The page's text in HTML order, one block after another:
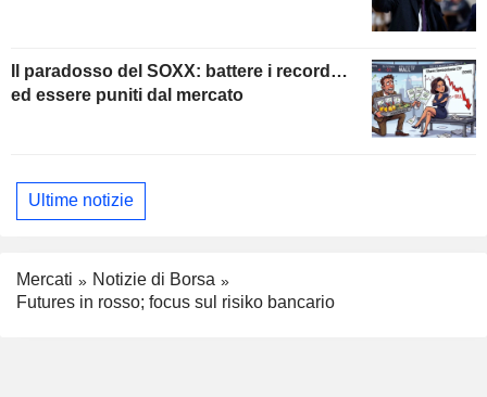
Il paradosso del SOXX: battere i record…
ed essere puniti dal mercato
Ultime notizie
Mercati
Notizie di Borsa
Futures in rosso; focus sul risiko bancario